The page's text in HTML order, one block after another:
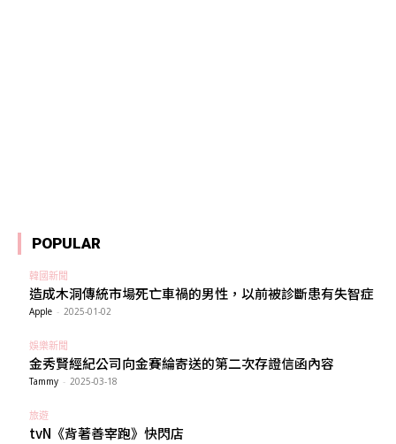
POPULAR
韓國新聞
造成木洞傳統市場死亡車禍的男性，以前被診斷患有失智症
Apple - 2025-01-02
娛樂新聞
金秀賢經紀公司向金賽綸寄送的第二次存證信函內容
Tammy - 2025-03-18
旅遊
tvN《背著善宰跑》快閃店